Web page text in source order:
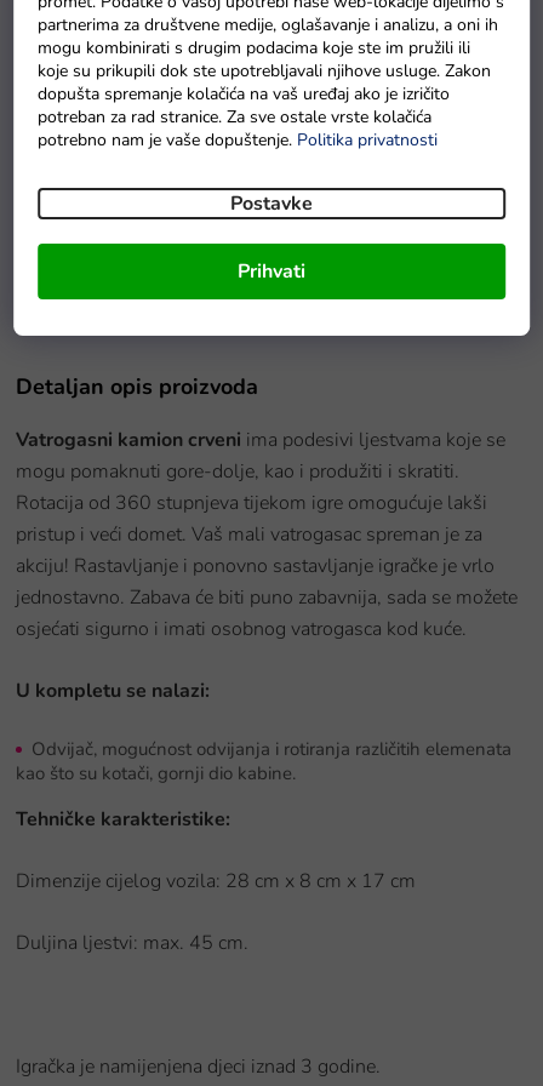
partnerima za društvene medije, oglašavanje i analizu, a oni ih
mogu kombinirati s drugim podacima koje ste im pružili ili
koje su prikupili dok ste upotrebljavali njihove usluge. Zakon
dopušta spremanje kolačića na vaš uređaj ako je izričito
potreban za rad stranice. Za sve ostale vrste kolačića
potrebno nam je vaše dopuštenje. Politika privatnosti
Postavke
Prihvati
Vojni avion UNITED HW-605 sivi
Detaljan opis proizvoda
Vatrogasni kamion crveni ima podesivi ljestvama koje se
mogu pomaknuti gore-dolje, kao i produžiti i skratiti.
Rotacija od 360 stupnjeva tijekom igre omogućuje lakši
pristup i veći domet. Vaš mali vatrogasac spreman je za
akciju! Rastavljanje i ponovno sastavljanje igračke je vrlo
jednostavno. Zabava će biti puno zabavnija, sada se možete
osjećati sigurno i imati osobnog vatrogasca kod kuće.
U kompletu se nalazi:
Odvijač, mogućnost odvijanja i rotiranja različitih elemenata
kao što su kotači, gornji dio kabine.
Tehničke karakteristike:
Dimenzije cijelog vozila: 28 cm x 8 cm x 17 cm
Duljina ljestvi: max. 45 cm.
Igračka je namijenjena djeci iznad 3 godine.